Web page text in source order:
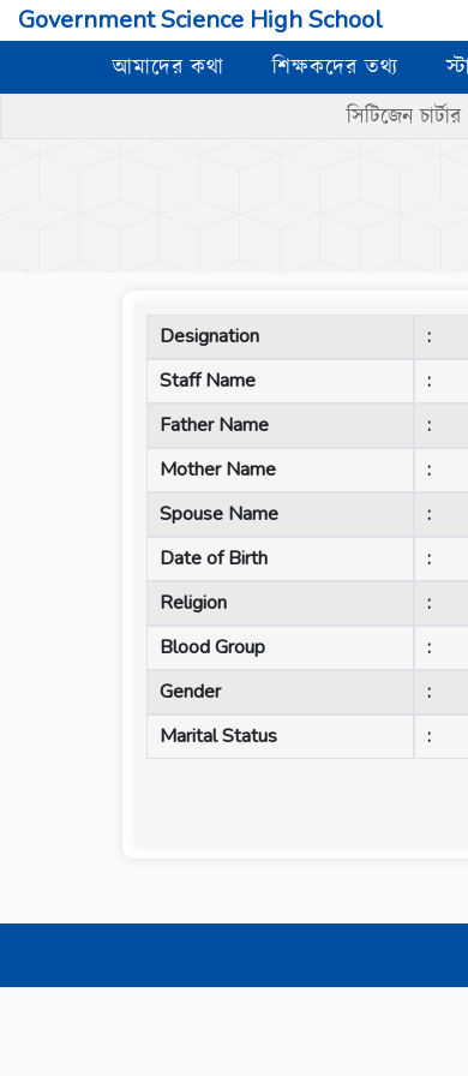
Government Science High School
আমাদের কথা শিক্ষকদের তথ্য
সিটিজেন চার্টার
Designation :
Staff Name
:
Father Name
:
Mother Name
:
Spouse Name
:
Date of Birth
:
Religion
:
Blood Group
:
Gender
:
Marital Status
: